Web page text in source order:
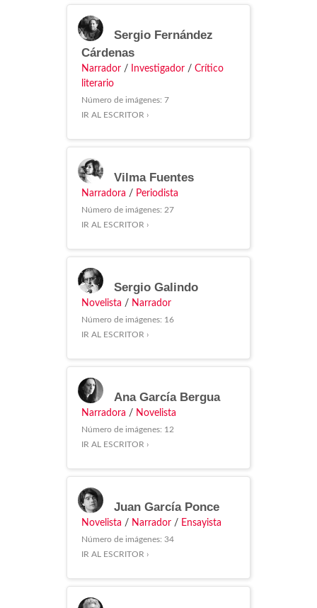
Sergio Fernández
Cárdenas
Narrador / Investigador / Crítico
literario
Número de imágenes: 7
IR AL ESCRITOR ›
Vilma Fuentes
Narradora / Periodista
Número de imágenes: 27
IR AL ESCRITOR ›
Sergio Galindo
Novelista / Narrador
Número de imágenes: 16
IR AL ESCRITOR ›
Ana García Bergua
Narradora / Novelista
Número de imágenes: 12
IR AL ESCRITOR ›
Juan García Ponce
Novelista / Narrador / Ensayista
Número de imágenes: 34
IR AL ESCRITOR ›